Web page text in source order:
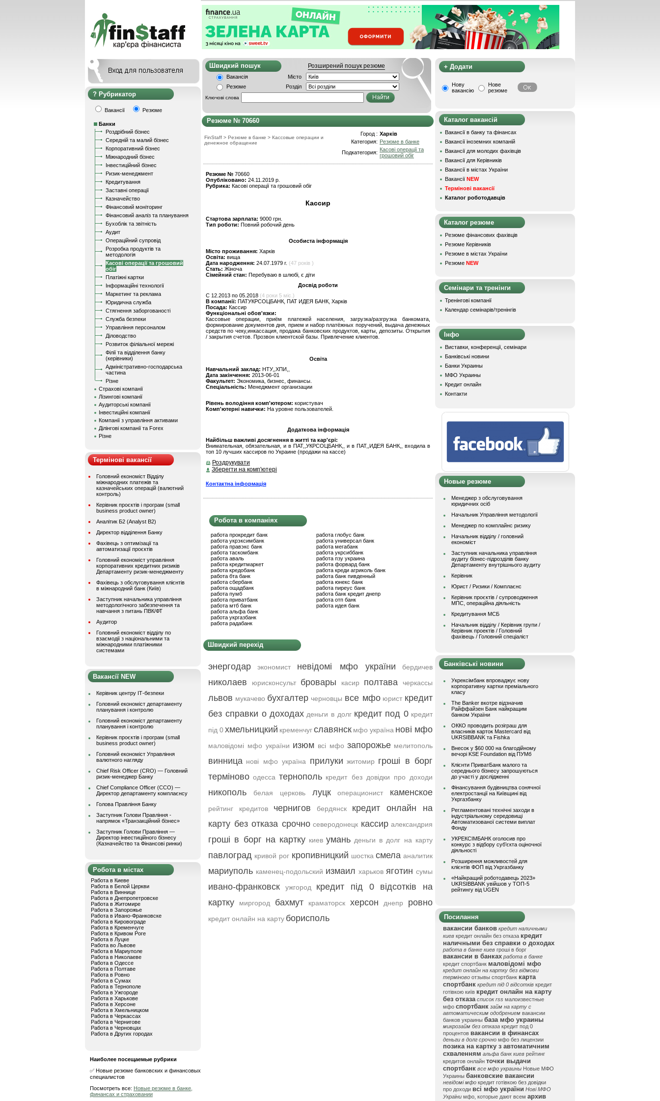
Рубрикатор
Вакансії Резюме
Банки
Роздрібний бізнес
Середній та малий бізнес
Корпоративний бізнес
Міжнародний бізнес
Інвестиційний бізнес
Ризик-менеджмент
Кредитування
Заставні операції
Казначейство
Фінансовий моніторинг
Фінансовий аналіз та планування
Бухоблік та звітність
Аудит
Операційний супровід
Розробка продуктів та
методологія
Касові операції та грошовий
обіг
Платіжні картки
Інформаційні технології
Маркетинг та реклама
Юридична служба
Стягнення заборгованості
Служба безпеки
Управління персоналом
Діловодство
Розвиток філіальної мережі
Філії та відділення банку
(керівники)
Адміністративно-господарська
частина
Різне
Страхові компанії
Лізингові компанії
Аудиторські компанії
Інвестиційні компанії
Компанії з управління активами
Ділінгові компанії та Forex
Різне
Термінові вакансії
Головний економіст Відділу
міжнародних платежів та
казначейських операцій (валютний
контроль)
Керівник проєктів і програм (small
business product owner)
Аналітик Б2 (Analyst B2)
Директор відділення Банку
Фахівець з оптимізації та
автоматизації проєктів
Головний економіст управління
корпоративних кредитних ризиків
Департаменту ризик-менеджменту
Фахівець з обслуговування клієнтів
в міжнародний банк (Київ)
Заступник начальника управління
методологічного забезпечення та
навчання з питань ПВК/ФТ
Аудитор
Головний економіст відділу по
взаємодії з національними та
міжнародними платіжними
системами
Вакансії NEW
Керівник центру ІТ-безпеки
Головний економіст департаменту
планування і контролю
Головний економіст департаменту
планування і контролю
Керівник проєктів і програм (small
business product owner)
Головний економіст Управління
валютного нагляду
Chief Risk Officer (CRO) — Головний
ризик-менеджер Банку
Chief Compliance Officer (CCO) —
Директор департаменту комплаєнсу
Голова Правління Банку
Заступник Голови Правління -
напрямок «Транзакційний бізнес»
Заступник Голови Правління —
Директор інвестиційного бізнесу
(Казначейство та Фінансові ринки)
Робота в містах
Работа в Киеве
Работа в Белой Церкви
Работа в Виннице
Работа в Днепропетровске
Работа в Житомире
Работа в Запорожье
Работа в Ивано-Франковске
Работа в Кировограде
Работа в Кременчуге
Работа в Кривом Роге
Работа в Луцке
Работа во Львове
Работа в Мариуполе
Работа в Николаеве
Работа в Одессе
Работа в Полтаве
Работа в Ровно
Работа в Сумах
Работа в Тернополе
Работа в Ужгороде
Работа в Харькове
Работа в Херсоне
Работа в Хмельницком
Работа в Черкассах
Работа в Чернигове
Работа в Черновцах
Работа в Других городах
Наиболее посещаемые рубрики
✅ Новые резюме банковских и финансовых
специалистов
Посмотреть все: Новые резюме в банке,
финансах и страховании
Швидкий пошук Розширений пошук резюме
Вакансія
Місто
Резюме
Розділ
Ключові слова
Резюме № 70660
FinStaff > Резюме в банке > Кассовые операции и
денежное обращение
Город : Харків
Категория: Резюме в банке
Подкатегория: Касові операції та
грошовий обіг
Резюме № 70660
Опубліковано: 24.11.2019 р.
Рубрика: Касові операції та грошовий обіг
Кассир
Стартова зарплата: 9000 грн.
Тип роботи: Повний робочий день
Особиста інформація
Місто проживання: Харків
Освіта: вища
Дата народження: 24.07.1979 г. (47 років )
Стать: Жіноча
Сімейний стан: Перебуваю в шлюбі, є діти
Досвід роботи
C 12.2013 по 05.2018 (4 роки 5 міс.)
В компанії: ПАТУКРСОЦБАНК, ПАТ ИДЕЯ БАНК, Харків
Посада: Кассир
Функціональні обов'язки:
Кассовые операции, приём платежей населения, загрузка/разгрузка банкомата,
формирование документов дня, прием и набор платёжных поручений, выдача денежных
средств по чеку,инкассация, продажа банковских продуктов, карты, депозиты. Открытия
/ закрытия счетов. Прозвон клиентской базы. Привлечение клиентов.
Освіта
Навчальний заклад: НТУ,,ХПИ,,
Дата закінчення: 2013-06-01
Факультет: Экономика, бизнес, финансы.
Спеціальність: Менеджмент организации
Рівень володіння комп'ютером: користувач
Комп'ютерні навички: На уровне пользователей.
Додаткова інформація
Найбільш важливі досягнення в житті та кар'єрі:
Внимательная, обязательная, и в ПАТ,,УКРСОЦБАНК,, и в ПАТ,,ИДЕЯ БАНК,, входила в
топ 10 лучших кассиров по Украине (продажи на кассе)
Роздрукувати
Зберегти на комп'ютері
Контактна інформація
Робота в компаніях
работа прокредит банк
работа укрэксимбанк
работа правэкс банк
работа таскомбанк
работа аваль
работа кредитмаркет
работа кредобанк
работа бта банк
работа сбербанк
работа ощадбанк
работа пумб
работа приватбанк
работа мтб банк
работа альфа банк
работа укргазбанк
работа радабанк
работа глобус банк
работа универсал банк
работа мегабанк
работа укрсиббанк
работа пзу украина
работа форвард банк
работа креди агриколь банк
работа банк пивденный
работа юнекс банк
работа пиреус банк
работа банк кредит днепр
работа отп банк
работа идея банк
Швидкий перехід
энергодар экономист невідомі мфо україни бердичев
николаев юрисконсульт бровары касир полтава черкассы
львов мукачево бухгалтер черновцы все мфо юрист кредит
без справки о доходах деньги в долг кредит под 0 кредит
під 0хмельницкий кременчугславянск мфо україна нові мфо
маловідомі мфо україни изюм всі мфо запорожье мелитополь
винница нові мфо україна прилуки житомир гроші в борг
терміново одесса тернополь кредит без довідки про доходи
никополь белая церковь луцк операционист каменское
рейтинг кредитов чернигов бердянск
кредит онлайн на
карту без отказа срочно северодонецк кассир александрия
гроші в борг на картку киев умань деньги в долг на карту
павлоград кривой рог кропивницкий шостка смела аналитик
мариуполь каменец-подольский измаил харьков яготин сумы
ивано-франковск ужгород
кредит під 0 відсотків на
картку
миргород бахмут краматорск херсон днепр ровно
кредит онлайн на карту борисполь
+ Додати
Нову
вакансію
Нове
резюме
Каталог вакансій
Вакансії в банку та фінансах
Вакансії іноземних компаній
Вакансії для молодих фахівців
Вакансії для Керівників
Вакансії в містах України
Вакансії NEW
Термінові вакансії
Каталог роботодавців
Каталог резюме
Резюме фінансових фахівців
Резюме Керівників
Резюме в містах України
Резюме NEW
Семінари та тренінги
Тренінгові компанії
Календар семінарів/тренінгів
Інфо
Виставки, конференції, семінари
Банківські новини
Банки Украины
МФО Украины
Кредит онлайн
Контакти
Новые резюме
Менеджер з обслуговування
юридичних осіб
Начальник Управління методології
Менеджер по комплайнс ризику
Начальник відділу / головний
економіст
Заступник начальника управління
аудиту бізнес-підрозділів банку
Департаменту внутрішнього аудиту
Керівник
Юрист / Ризики / Комплаєнс
Керівник проєктів / супроводження
МПС, операційна діяльність
Кредитування МСБ
Начальник вiддiлу / Керівник групи /
Керівник проектів / Головний
фахівець / Головний спеціаліст
Банківські новини
Укрексімбанк впроваджує нову
корпоративну картки преміального
класу
The Banker вкотре відзначив
Райффайзен Банк найкращим
банком України
ОККО проводить розіграш для
власників карток Mastercard від
UKRSIBBANK та Fishka
Внесок у $60 000 на благодійному
вечорі KSE Foundation від ПУМб
Клієнти ПриватБанк малого та
середнього бізнесу запрошуються
до участі у дослідженні
Фінансування будівництва сонячної
електростанції на Київщині від
Укргазбанку
Регламентовані технічні заходи в
індустріальному середовищі
Автоматизованої системи виплат
Фонду
УКРЕКСІМБАНК оголосив про
конкурс з відбору суб’єкта оціночної
діяльності
Розширення можливостей для
клієнтів ФОП від Укргазбанку
«Найкращий роботодавець 2023»
UKRSIBBANK увійшов у ТОП-5
рейтингу від UGEN
Посилання
вакансии банков кредит наличными
киев кредит онлайн без отказа кредит
наличными без справки о доходах
работа в банке киев гроші в борг
вакансии в банках работа в банке
кредит спортбанк маловідомі мфо
кредит онлайн на картку без відмови
терміново отзывы спортбанк карта
спортбанк кредит під 0 відсотків кредит
готівкою київ кредит онлайн на карту
без отказа список rss малоизвестные
мфо спортбанк займ на карту с
автоматическим одобрением вакансии
банков украины база мфо украины
микрозайм без отказа кредит под 0
процентов вакансии в финансах
деньги в долг срочно мфо без лицензии
позика на картку з автоматичним
схваленням альфа банк киев рейтинг
кредитов онлайн точки выдачи
спортбанк все мфо украины Новые МФО
Украины банковские вакансии
невідомі мфо кредит готівкою без довідки
про доходи всі мфо україни Нові МФО
України мфо, которые дают всем архив